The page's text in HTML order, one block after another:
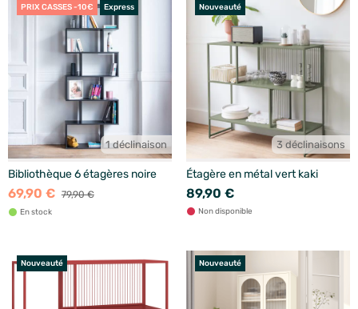
PRIX CASSES -10€ Express
1 déclinaison
Bibliothèque 6 étagères noire
69,90 € 79,90 €
En stock
Nouveauté
3 déclinaisons
Étagère en métal vert kaki
89,90 €
Non disponible
Nouveauté Nouveauté